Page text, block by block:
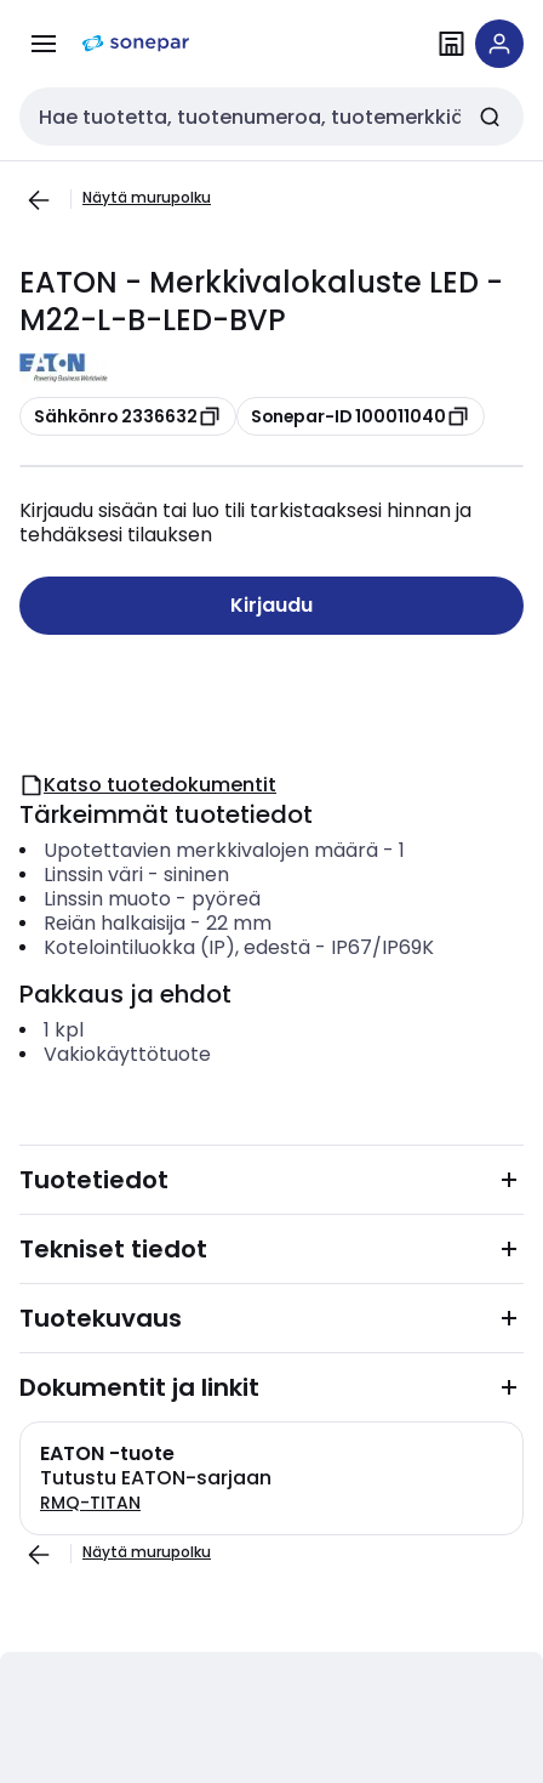
navigointiinsisältöön
Haku
Näytä murupolku
EATON - Merkkivalokaluste LED -
M22-L-B-LED-BVP
Kopioi
Sähkönro 2336632 Kopioi
Sonepar-ID 100011040
Kirjaudu sisään tai luo tili tarkistaaksesi hinnan ja
tehdäksesi tilauksen
Kirjaudu
Katso tuotedokumentit
Tärkeimmät tuotetiedot
Upotettavien merkkivalojen määrä- 1
Linssin väri- sininen
Linssin muoto - pyöreä
Reiän halkaisija- 22 mm
Kotelointiluokka (IP), edestä- IP67/IP69K
Pakkaus ja ehdot
1 kpl
Vakiokäyttötuote
Tuotetiedot
Tekniset tiedot
Tuotekuvaus
Dokumentit ja linkit
EATON -tuote
Tutustu EATON-sarjaan
RMQ-TITAN
Näytä murupolku